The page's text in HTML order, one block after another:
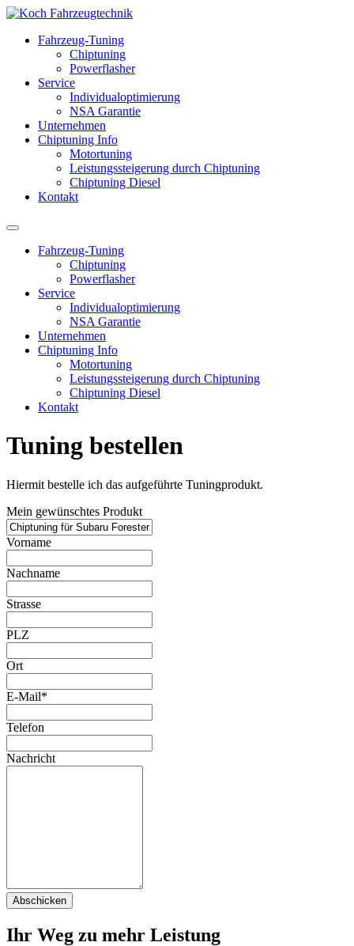
Fahrzeug-Tuning
Chiptuning
Powerflasher
Service
Individualoptimierung
NSA Garantie
Unternehmen
Chiptuning Info
Motortuning
Leistungssteigerung durch Chiptuning
Chiptuning Diesel
Kontakt
Fahrzeug-Tuning
Chiptuning
Powerflasher
Service
Individualoptimierung
NSA Garantie
Unternehmen
Chiptuning Info
Motortuning
Leistungssteigerung durch Chiptuning
Chiptuning Diesel
Kontakt
Tuning bestellen
Hiermit bestelle ich das aufgeführte Tuningprodukt.
Mein gewünschtes Produkt
Vorname
Nachname
Strasse
PLZ
Ort
E-Mail*
Telefon
Nachricht
Abschicken
Ihr Weg zu mehr Leistung